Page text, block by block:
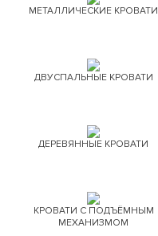
МЕТАЛЛИЧЕСКИЕ КРОВАТИ
ДВУСПАЛЬНЫЕ КРОВАТИ
ДЕРЕВЯННЫЕ КРОВАТИ
КРОВАТИ С ПОДЪЁМНЫМ
МЕХАНИЗМОМ